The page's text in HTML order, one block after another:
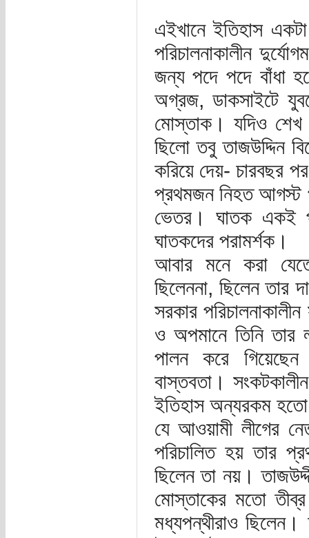
এইখানে ইতিহাস
পরিচালনাকালীন
জন্য পদে পদে বাঁধা
অগ্রজ, ডাকসাইটে
মোস্তাক। যদিও শেখ
ছিলো তবু তাজউদ্দিন
করিয়ে দেয়- চারবছর
প্রথমজন নিহত আগস্ট
ভেতর। ঘাতক একই
ঘাতকদের পরামর্শক।
আবার মনে করা
ছিলেননা, ছিলেন তার
সরকার
ও অপমানে তিনি তার
পালন করে গিয়েছেন
বাস্তবতা।
ইতিহাস অন্যরকম হতো,
যে আওয়ামী লীগের
পরিচালিত হয় তার
ছিলেন তা নয়।
মোস্তাকের মতো
মধ্যপন্থীরাও